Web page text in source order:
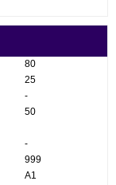
80
25
-
50
-
999
A1